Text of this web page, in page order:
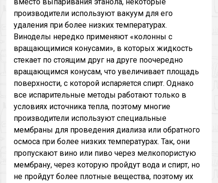
вместо выпаривания этанола, некоторые
производители используют вакуум для его
удаления при более низких температурах.
Виноделы нередко применяют «колонны с
вращающимися конусами», в которых жидкость
стекает по стоящим друг на друге поочередно
вращающимся конусам, что увеличивает площадь
поверхности, с которой испаряется спирт. Однако
все испарительные методы работают только в
условиях источника тепла, поэтому многие
производители используют специальные
мембраны для проведения диализа или обратного
осмоса при более низких температурах. Так, они
пропускают вино или пиво через мелкопористую
мембрану, через которую пройдут вода и спирт, но
не пройдут более плотные вещества, поэтому их